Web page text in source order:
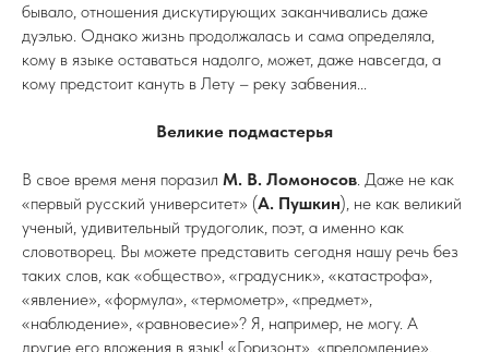
бывало, отношения дискутирующих заканчивались даже
дуэлью. Однако жизнь продолжалась и сама определяла,
кому в языке оставаться надолго, может, даже навсегда, а
кому предстоит кануть в Лету – реку забвения...
Великие подмастерья
В свое время меня поразил М. В. Ломоносов. Даже не как
«первый русский университет» (А. Пушкин), не как великий
ученый, удивительный трудоголик, поэт, а именно как
словотворец. Вы можете представить сегодня нашу речь без
таких слов, как «общество», «градусник», «катастрофа»,
«явление», «формула», «термометр», «предмет»,
«наблюдение», «равновесие»? Я, например, не могу. А
другие его вложения в язык! «Горизонт», «преломление»,